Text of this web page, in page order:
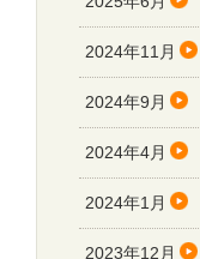
2024年11月
2024年9月
2024年4月
2024年1月
2023年12月